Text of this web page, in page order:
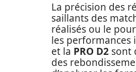
La précision des
saillants des
réalisés ou le
les performances
et la PRO D2 sont
des